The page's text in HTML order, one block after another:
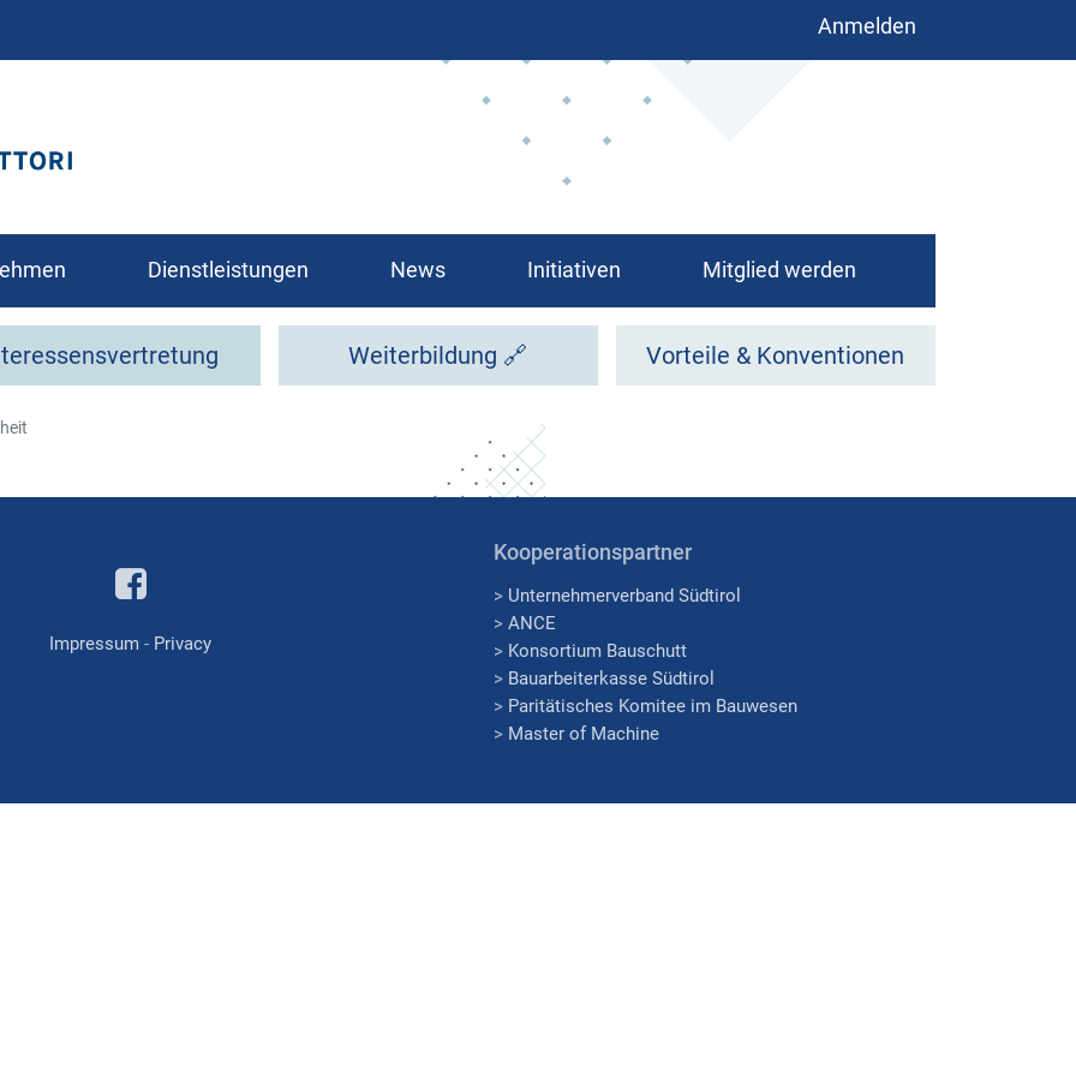
Benutzermenü
Anmelden
Dienstleistungen News Initiativen Mitglied werden
Weiterbildung 🔗 Vorteile & Konventionen
Impressum - Privacy
Kooperationspartner
> Unternehmerverband Südtirol
>ANCE
> Konsortium Bauschutt
> Bauarbeiterkasse Südtirol
> Paritätisches Komitee im Bauwesen
> Master of Machine